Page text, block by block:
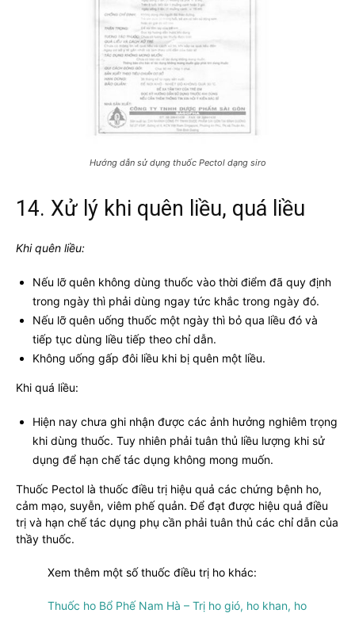
Hướng dẫn sử dụng thuốc Pectol dạng siro
14. Xử lý khi quên liều, quá liều
Khi quên liều:
Nếu lỡ quên không dùng thuốc vào thời điểm đã quy định
trong ngày thì phải dùng ngay tức khắc trong ngày đó.
Nếu lỡ quên uống thuốc một ngày thì bỏ qua liều đó và
tiếp tục dùng liều tiếp theo chỉ dẫn.
Không uống gấp đôi liều khi bị quên một liều.
Khi quá liều:
Hiện nay chưa ghi nhận được các ảnh hưởng nghiêm trọng
khi dùng thuốc. Tuy nhiên phải tuân thủ liều lượng khi sử
dụng để hạn chế tác dụng không mong muốn.
Thuốc Pectol là thuốc điều trị hiệu quả các chứng bệnh ho,
cảm mạo, suyễn, viêm phế quản. Để đạt được hiệu quả điều
trị và hạn chế tác dụng phụ cần phải tuân thủ các chỉ dẫn của
thầy thuốc.
Xem thêm một số thuốc điều trị ho khác:
Thuốc ho Bổ Phế Nam Hà – Trị ho gió, ho khan, ho